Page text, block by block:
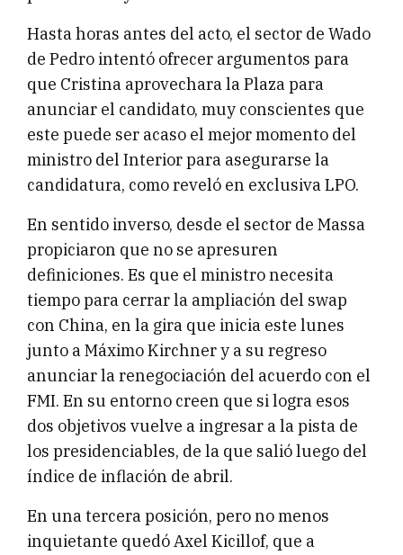
Hasta horas antes del acto, el sector de Wado
de Pedro intentó ofrecer argumentos para
que Cristina aprovechara la Plaza para
anunciar el candidato, muy conscientes que
este puede ser acaso el mejor momento del
ministro del Interior para asegurarse la
candidatura, como reveló en exclusiva LPO.
En sentido inverso, desde el sector de Massa
propiciaron que no se apresuren
definiciones. Es que el ministro necesita
tiempo para cerrar la ampliación del swap
con China, en la gira que inicia este lunes
junto a Máximo Kirchner y a su regreso
anunciar la renegociación del acuerdo con el
FMI. En su entorno creen que si logra esos
dos objetivos vuelve a ingresar a la pista de
los presidenciables, de la que salió luego del
índice de inflación de abril.
En una tercera posición, pero no menos
inquietante quedó Axel Kicillof, que a